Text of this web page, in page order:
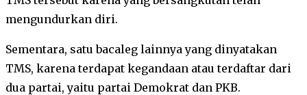
mengundurkan diri.
Sementara, satu bacaleg lainnya yang dinyatakan
TMS, karena terdapat kegandaan atau terdaftar dari
dua partai, yaitu partai Demokrat dan PKB.